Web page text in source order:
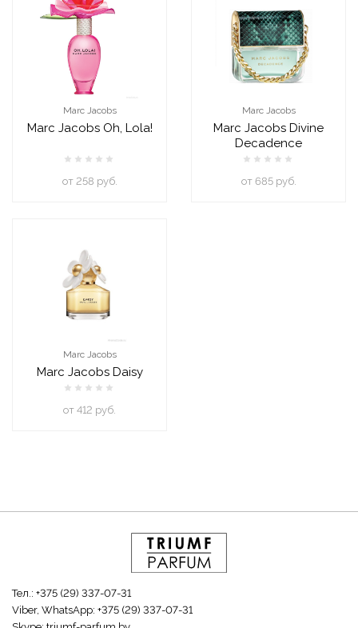
Marc Jacobs
Marc Jacobs Oh, Lola!
oт 258 руб.
Marc Jacobs
Marc Jacobs Divine
Decadence
oт 685 руб.
Marc Jacobs
Marc Jacobs Daisy
oт 412 руб.
Тел.: +375 (29) 337-07-31
Viber, WhatsApp: +375 (29) 337-07-31